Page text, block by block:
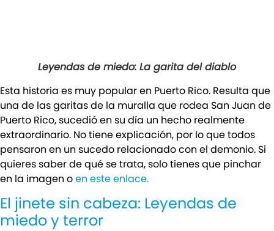
Leyendas de miedo: La garita del diablo
Esta historia es muy popular en Puerto Rico. Resulta que
una de las garitas de la muralla que rodea San Juan de
Puerto Rico, sucedió en su día un hecho realmente
extraordinario. No tiene explicación, por lo que todos
pensaron en un sucedo relacionado con el demonio. Si
quieres saber de qué se trata, solo tienes que pinchar
en la imagen oen este enlace.
El jinete sin cabeza: Leyendas de
miedo y terror